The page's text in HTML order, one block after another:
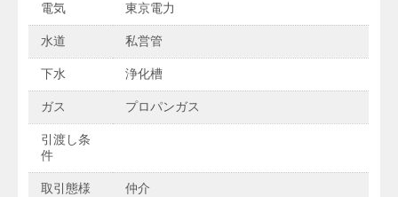
電気 東京電力
水道 私営管
下水 浄化槽
ガス プロパンガス
引渡し条
件
取引態様 仲介